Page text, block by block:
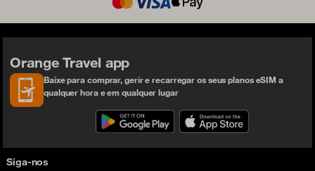
Orange Travel app
Baixe para comprar, gerir e recarregar os seus planos eSIM a
qualquer hora e em qualquer lugar
Siga-nos